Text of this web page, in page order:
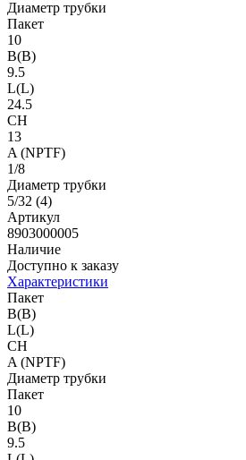
Диаметр трубки
Пакет
10
B(B)
9.5
L(L)
24.5
CH
13
A (NPTF)
1/8
Диаметр трубки
5/32 (4)
Артикул
8903000005
Наличие
Доступно к заказу
Характеристики
Пакет
B(B)
L(L)
CH
A (NPTF)
Диаметр трубки
Пакет
10
B(B)
9.5